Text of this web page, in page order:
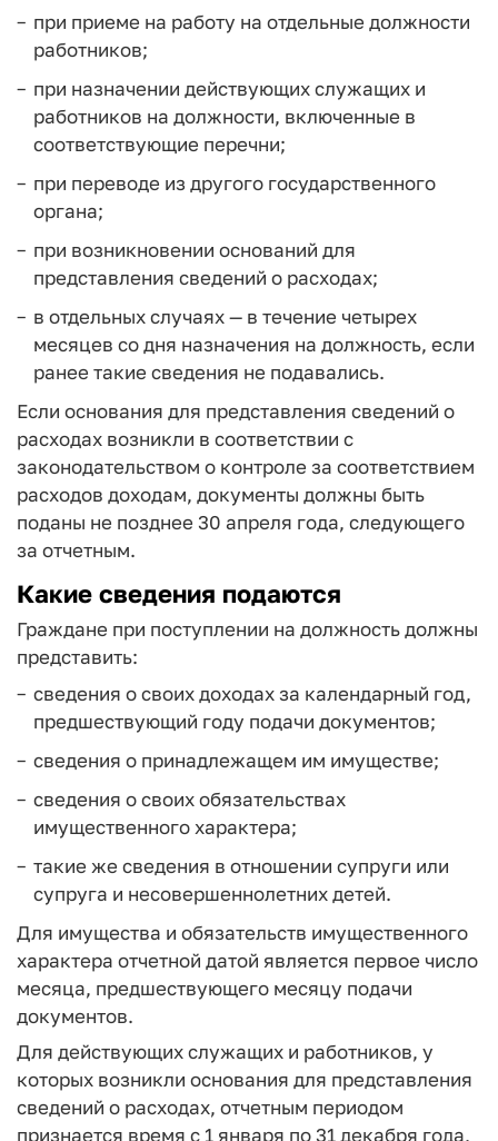
при приеме на работу на отдельные должности
работников;
при назначении действующих служащих и
работников на должности, включенные в
соответствующие перечни;
при переводе из другого государственного
органа;
при возникновении оснований для
представления сведений о расходах;
в отдельных случаях — в течение четырех
месяцев со дня назначения на должность, если
ранее такие сведения не подавались.
Если основания для представления сведений о
расходах возникли в соответствии с
законодательством о контроле за соответствием
расходов доходам, документы должны быть
поданы не позднее 30 апреля года, следующего
за отчетным.
Какие сведения подаются
Граждане при поступлении на должность должны
представить:
сведения о своих доходах за календарный год,
предшествующий году подачи документов;
сведения о принадлежащем им имуществе;
сведения о своих обязательствах
имущественного характера;
такие же сведения в отношении супруги или
супруга и несовершеннолетних детей.
Для имущества и обязательств имущественного
характера отчетной датой является первое число
месяца, предшествующего месяцу подачи
документов.
Для действующих служащих и работников, у
которых возникли основания для представления
сведений о расходах, отчетным периодом
признается время с 1 января по 31 декабря года,